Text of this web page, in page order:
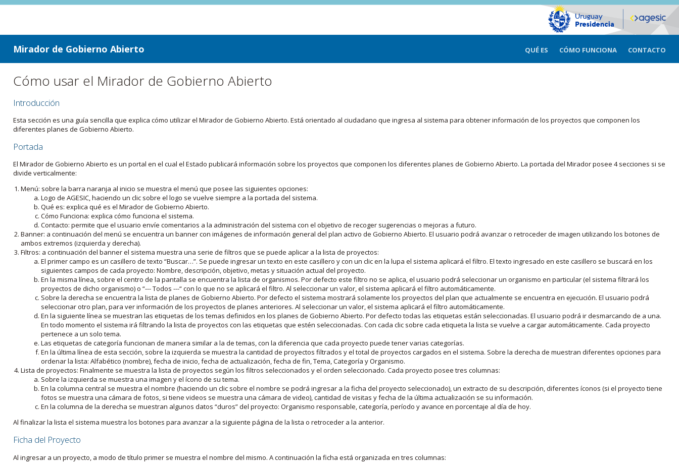
ir a contenido
ir al menú
Mirador de Gobierno Abierto QUÉ ES CÓMO FUNCIONA CONTACTO
Cómo usar el Mirador de Gobierno Abierto
Introducción
Esta sección es una guía sencilla que explica cómo utilizar el Mirador de Gobierno Abierto. Está orientado al ciudadano que ingresa al sistema para obtener información de los proyectos que componen los
diferentes planes de Gobierno Abierto.
Portada
El Mirador de Gobierno Abierto es un portal en el cual el Estado publicará información sobre los proyectos que componen los diferentes planes de Gobierno Abierto. La portada del Mirador posee 4 secciones si se
divide verticalmente:
Menú: sobre la barra naranja al inicio se muestra el menú que posee las siguientes opciones:
Logo de AGESIC, haciendo un clic sobre el logo se vuelve siempre a la portada del sistema.
Qué es: explica qué es el Mirador de Gobierno Abierto.
Cómo Funciona: explica cómo funciona el sistema.
Contacto: permite que el usuario envíe comentarios a la administración del sistema con el objetivo de recoger sugerencias o mejoras a futuro.
Banner: a continuación del menú se encuentra un banner con imágenes de información general del plan activo de Gobierno Abierto. El usuario podrá avanzar o retroceder de imagen utilizando los botones de
ambos extremos (izquierda y derecha).
Filtros: a continuación del banner el sistema muestra una serie de filtros que se puede aplicar a la lista de proyectos:
El primer campo es un casillero de texto “Buscar…”. Se puede ingresar un texto en este casillero y con un clic en la lupa el sistema aplicará el filtro. El texto ingresado en este casillero se buscará en los
siguientes campos de cada proyecto: Nombre, descripción, objetivo, metas y situación actual del proyecto.
En la misma línea, sobre el centro de la pantalla se encuentra la lista de organismos. Por defecto este filtro no se aplica, el usuario podrá seleccionar un organismo en particular (el sistema filtrará los
proyectos de dicho organismo) o “--- Todos ---“ con lo que no se aplicará el filtro. Al seleccionar un valor, el sistema aplicará el filtro automáticamente.
Sobre la derecha se encuentra la lista de planes de Gobierno Abierto. Por defecto el sistema mostrará solamente los proyectos del plan que actualmente se encuentra en ejecución. El usuario podrá
seleccionar otro plan, para ver información de los proyectos de planes anteriores. Al seleccionar un valor, el sistema aplicará el filtro automáticamente.
En la siguiente línea se muestran las etiquetas de los temas definidos en los planes de Gobierno Abierto. Por defecto todas las etiquetas están seleccionadas. El usuario podrá ir desmarcando de a una.
En todo momento el sistema irá filtrando la lista de proyectos con las etiquetas que estén seleccionadas. Con cada clic sobre cada etiqueta la lista se vuelve a cargar automáticamente. Cada proyecto
pertenece a un solo tema.
Las etiquetas de categoría funcionan de manera similar a la de temas, con la diferencia que cada proyecto puede tener varias categorías.
En la última línea de esta sección, sobre la izquierda se muestra la cantidad de proyectos filtrados y el total de proyectos cargados en el sistema. Sobre la derecha de muestran diferentes opciones para
ordenar la lista: Alfabético (nombre), fecha de inicio, fecha de actualización, fecha de fin, Tema, Categoría y Organismo.
Lista de proyectos: Finalmente se muestra la lista de proyectos según los filtros seleccionados y el orden seleccionado. Cada proyecto posee tres columnas:
Sobre la izquierda se muestra una imagen y el ícono de su tema.
En la columna central se muestra el nombre (haciendo un clic sobre el nombre se podrá ingresar a la ficha del proyecto seleccionado), un extracto de su descripción, diferentes íconos (si el proyecto tiene
fotos se muestra una cámara de fotos, si tiene videos se muestra una cámara de video), cantidad de visitas y fecha de la última actualización se su información.
En la columna de la derecha se muestran algunos datos “duros” del proyecto: Organismo responsable, categoría, período y avance en porcentaje al día de hoy.
Al finalizar la lista el sistema muestra los botones para avanzar a la siguiente página de la lista o retroceder a la anterior.
Ficha del Proyecto
Al ingresar a un proyecto, a modo de título primer se muestra el nombre del mismo. A continuación la ficha está organizada en tres columnas: